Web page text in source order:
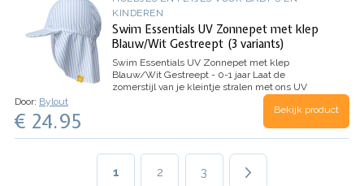
KINDEREN
Swim Essentials UV Zonnepet met klep
Blauw/Wit Gestreept (3 variants)
Swim Essentials UV Zonnepet met klep
Blauw/Wit Gestreept - 0-1 jaar Laat de
zomerstijl van je kleintje stralen met ons UV
Zonnepetje Blauw/Wit Gestreept! Dit tijdloze
design voegt niet alleen een schattig touch toe
aan de outfit van je kleintje maar biedt ook…
Door: Bylout
€ 24.95 Bekijk product
Paginering
Huidige
1 Page
2 Page
3